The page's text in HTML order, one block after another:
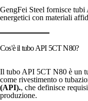
GengFei Steel fornisce
energetici con materiali
Cos'è il tubo API 5CT N80?
Il tubo API 5CT N80 è un
come rivestimento o
(API)., che definisce
produzione.